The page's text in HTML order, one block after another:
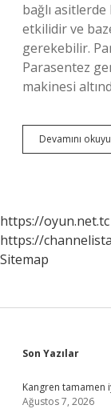
bağlı
etkilidir ve
gerekebilir.
Parasentez
makinesi
Devamını
https://oyun.net.tc
https://
Sitemap
Son Yazılar
Kangren tamamen
Ağustos 7, 2026